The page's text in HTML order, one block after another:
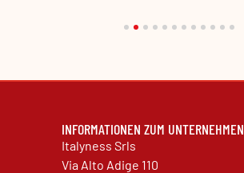
INFORMATIONEN ZUM UNTERNEHMEN
Italyness Srls
Via Alto Adige 110